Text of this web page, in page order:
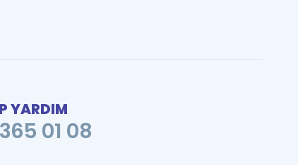
YARDIM
01 08